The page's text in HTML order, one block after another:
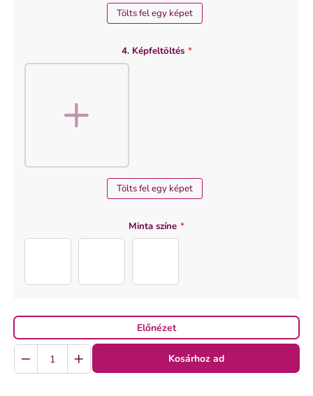
Tölts fel egy képet
4. Képfeltöltés *
Tölts fel egy képet
Minta színe *
Előnézet
Kosárhoz ad